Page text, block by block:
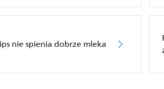
nie spienia dobrze mleka